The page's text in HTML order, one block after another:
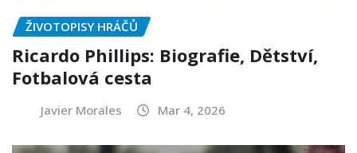
ŽIVOTOPISY HRÁČŮ
Ricardo Phillips: Biografie, Dětství,
Fotbalová cesta
Javier Morales Mar 4, 2026